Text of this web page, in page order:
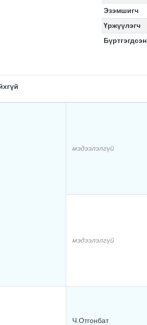
Эзэмшигч
Үржүүлэгч
Бүртгэгдсэн
мэдээлэлгүй
мэдээлэлгүй
Ч.Отгонбат